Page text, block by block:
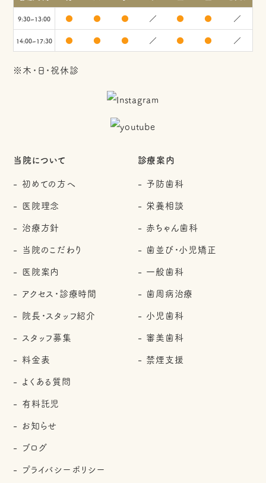
9:30~13:00 ● ● ● ／ ● ● ／
14:00~17:30 ● ● ● ／ ● ● ／
※木・日・祝休診
当院について
初めての方へ
医院理念
治療方針
当院のこだわり
医院案内
アクセス・診療時間
院長・スタッフ紹介
スタッフ募集
料金表
よくある質問
有料託児
お知らせ
ブログ
プライバシーポリシー
診療案内
予防歯科
栄養相談
赤ちゃん歯科
歯並び・小児矯正
一般歯科
歯周病治療
小児歯科
審美歯科
禁煙支援